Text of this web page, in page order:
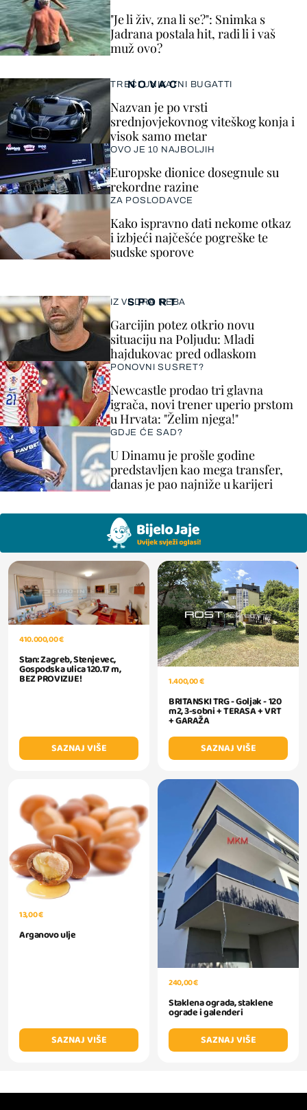
"Je li živ, zna li se?": Snimka s
Jadrana postala hit, radi li i vaš
muž ovo?
SPORT
IZ VEDRA NEBA
Garcijin potez otkrio novu
situaciju na Poljudu: Mladi
hajdukovac pred odlaskom
PONOVNI SUSRET?
Newcastle prodao tri glavna
igrača, novi trener uperio prstom
u Hrvata: "Želim njega!"
GDJE ĆE SAD?
U Dinamu je prošle godine
predstavljen kao mega transfer,
danas je pao najniže u karijeri
NOVAC
TREĆI UNIKATNI BUGATTI
Nazvan je po vrsti
srednjovjekovnog viteškog konja i
visok samo metar
OVO JE 10 NAJBOLJIH
Europske dionice dosegnule su
rekordne razine
ZA POSLODAVCE
Kako ispravno dati nekome otkaz
i izbjeći najčešće pogreške te
sudske sporove
410.000,00 €
Stan: Zagreb, Stenjevec,
Gospodska ulica 120.17 m,
BEZ PROVIZIJE!
SAZNAJ VIŠE
1.400,00 €
BRITANSKI TRG - Goljak - 120
m2, 3-sobni + TERASA + VRT
+ GARAŽA
SAZNAJ VIŠE
13,00 €
Arganovo ulje
SAZNAJ VIŠE
240,00 €
Staklena ograda, staklene
ograde i galenderi
SAZNAJ VIŠE